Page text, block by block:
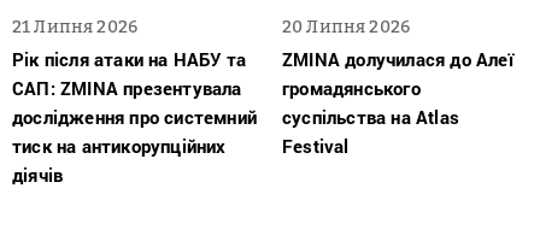
21 Липня 2026
Рік після атаки на НАБУ та
САП: ZMINA презентувала
дослідження про системний
тиск на антикорупційних
діячів
20 Липня 2026
ZMINA долучилася до Алеї
громадянського
суспільства на Atlas
Festival